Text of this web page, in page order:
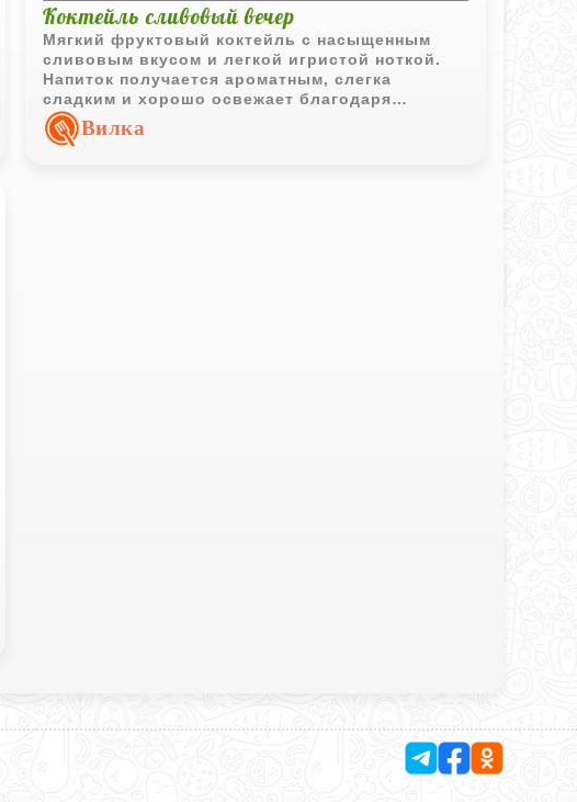
Коктейль сливовый вечер
Мягкий фруктовый коктейль с насыщенным
сливовым вкусом и легкой игристой ноткой.
Напиток получается ароматным, слегка
сладким и хорошо освежает благодаря
сочетанию сока, настойки и охлажденного
шампанского.
Вилка